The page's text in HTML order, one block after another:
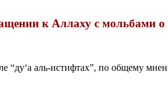
к Аллаху с мольбами о
“ду‘а аль-истифтах”, по общему